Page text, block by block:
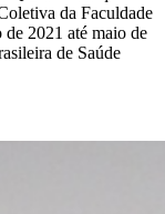
da Faculdade
2021 até maio de
de Saúde